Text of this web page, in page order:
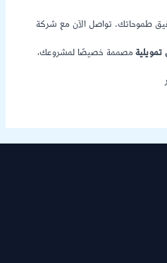
طموحاتك. تواصل الآن مع شركة
تمويليةمصممة خصيصًا لمشروعك،